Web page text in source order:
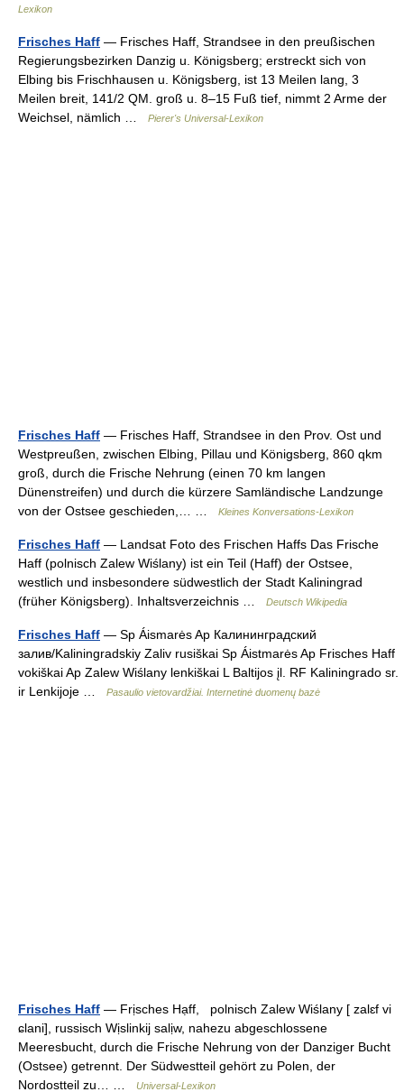
Lexikon
Frisches Haff — Frisches Haff, Strandsee in den preußischen
Regierungsbezirken Danzig u. Königsberg; erstreckt sich von
Elbing bis Frischhausen u. Königsberg, ist 13 Meilen lang, 3
Meilen breit, 141/2 QM. groß u. 8–15 Fuß tief, nimmt 2 Arme der
Weichsel, nämlich …
Pierer's Universal-Lexikon
Frisches Haff — Frisches Haff, Strandsee in den Prov. Ost und
Westpreußen, zwischen Elbing, Pillau und Königsberg, 860 qkm
groß, durch die Frische Nehrung (einen 70 km langen
Dünenstreifen) und durch die kürzere Samländische Landzunge
von der Ostsee geschieden,… …
Kleines Konversations-Lexikon
Frisches Haff — Landsat Foto des Frischen Haffs Das Frische
Haff (polnisch Zalew Wiślany) ist ein Teil (Haff) der Ostsee,
westlich und insbesondere südwestlich der Stadt Kaliningrad
(früher Königsberg). Inhaltsverzeichnis …
Deutsch Wikipedia
Frisches Haff — Sp Áismarės Ap Калининградский
залив/Kaliningradskiy Zaliv rusiškai Sp Áistmarės Ap Frisches Haff
vokiškai Ap Zalew Wiślany lenkiškai L Baltijos įl. RF Kaliningrado sr.
ir Lenkijoje …
Pasaulio vietovardžiai. Internetinė duomenų bazė
Frisches Haff — Frịsches Hạff, polnisch Zalew Wiślany [ zalɛf vi
ɕlani], russisch Wịslinkij salịw, nahezu abgeschlossene
Meeresbucht, durch die Frische Nehrung von der Danziger Bucht
(Ostsee) getrennt. Der Südwestteil gehört zu Polen, der
Nordostteil zu… …
Universal-Lexikon